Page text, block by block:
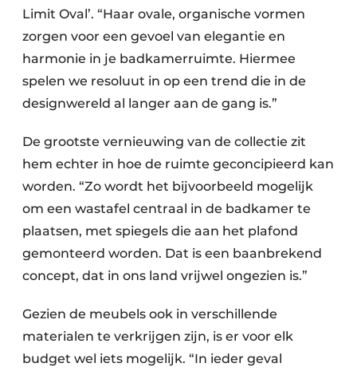
Limit Oval’. “Haar ovale, organische vormen
zorgen voor een gevoel van elegantie en
harmonie in je badkamerruimte. Hiermee
spelen we resoluut in op een trend die in de
designwereld al langer aan de gang is.”
De grootste vernieuwing van de collectie zit
hem echter in hoe de ruimte geconcipieerd kan
worden. “Zo wordt het bijvoorbeeld mogelijk
om een wastafel centraal in de badkamer te
plaatsen, met spiegels die aan het plafond
gemonteerd worden. Dat is een baanbrekend
concept, dat in ons land vrijwel ongezien is.”
Gezien de meubels ook in verschillende
materialen te verkrijgen zijn, is er voor elk
budget wel iets mogelijk. “In ieder geval